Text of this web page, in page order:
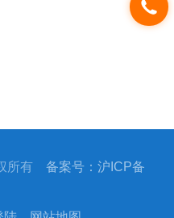
权所有备案号：沪ICP备